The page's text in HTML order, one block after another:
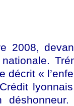
2008,
nationale.
décrit «